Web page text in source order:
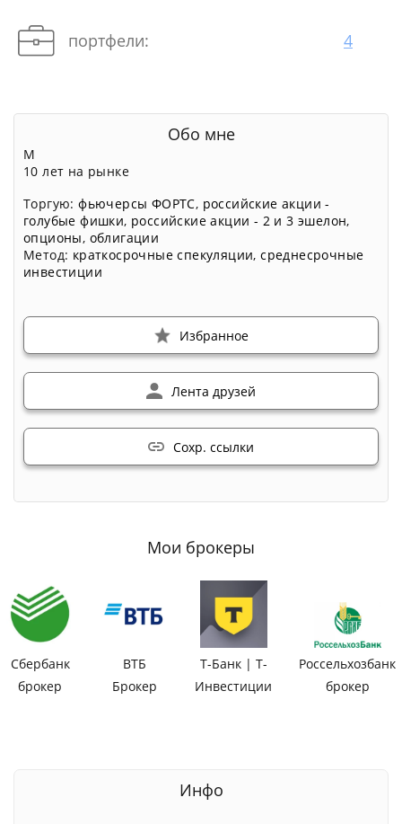
портфели: 4
Обо мне
М
10 лет на рынке
Торгую:фьючерсы ФОРТС, российские акции -
голубые фишки, российские акции - 2 и 3 эшелон,
опционы, облигации
Метод: краткосрочные спекуляции,среднесрочные
инвестиции
Избранное
Лента друзей
Сохр. ссылки
Мои брокеры
Сбербанк
брокер
ВТБ
Брокер
Т-Банк | Т-
Инвестиции
Россельхозбанк
брокер
Инфо